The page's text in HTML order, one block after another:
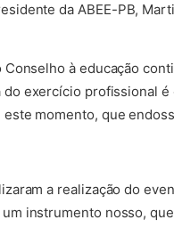
da ABEE-PB,
à educação
exercício profissional
momento, que
a realização do
instrumento nosso,